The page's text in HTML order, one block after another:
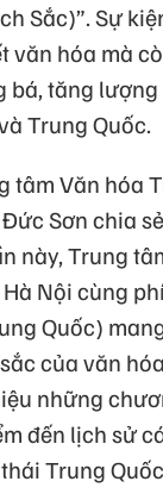
Sắc)”. Sự
văn hóa mà
bá, tăng
Trung Quốc.
tâm Văn hóa
Sơn chia
này, Trung
Nội cùng
Quốc)
của văn
những
đến lịch sử
Trung